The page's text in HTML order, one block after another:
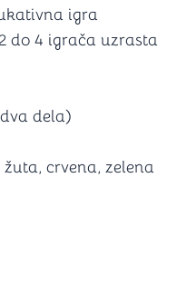
igra
do 4 igrača uzrasta
dela)
žuta, crvena, zelena